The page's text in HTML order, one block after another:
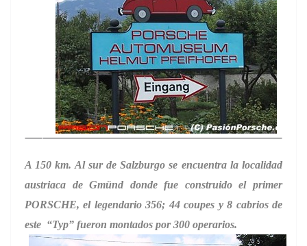
A 150 km. Al sur de Salzburgo se encuentra la localidad
austriaca de Gmünd donde fue construido el primer
PORSCHE, el legendario 356; 44 coupes y 8 cabrios de
este “Typ” fueron montados por 300 operarios.